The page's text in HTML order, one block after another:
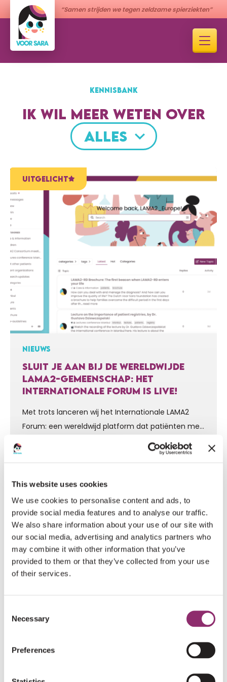
This website uses cookies
We use cookies to personalise content and ads, to
provide social media features and to analyse our traffic.
We also share information about your use of our site with
our social media, advertising and analytics partners who
may combine it with other information that you’ve
provided to them or that they’ve collected from your use
of their services.
Selection
Necessary
Preferences
“Samen strijden we tegen zeldzame spierziekten”
KENNISBANK
IK WIL MEER WETEN OVER
ALLES
UITGELICHT
NIEUWS
SLUIT JE AAN BIJ DE WERELDWIJDE
LAMA2-GEMEENSCHAP: HET
INTERNATIONALE FORUM IS LIVE!
Met trots lanceren wij het Internationale LAMA2
Forum: een wereldwijd platform dat patiënten met
LAMA2, hun families, mantelzorgers, onderzoekers
en zorgprofessionals met elkaar verbindt. Ga naar
LAMA2 een zeldzame aandoening is, is onze
gemeenschap verspreid over vele landen.
Waardevolle kennis, ervaringen en
onderzoeksupdates zijn daardoor vaak versnipperd.
Dit…
KENNIS